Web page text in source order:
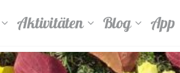
Aktivitäten Blog App